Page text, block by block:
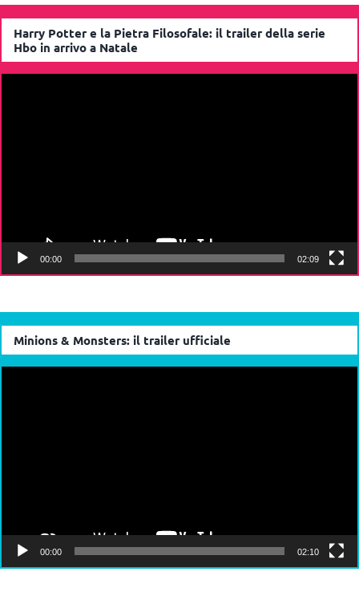
Harry Potter e la Pietra Filosofale: il trailer della serie
Hbo in arrivo a Natale
00:00 02:09
Minions & Monsters: il trailer ufficiale
00:00 02:10